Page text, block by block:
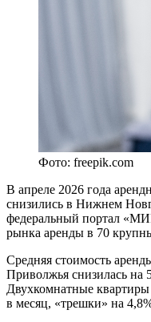
Фото: freepik.com
В апреле 2026 года
снизились в Нижнем
федеральный портал
рынка аренды в 70
Средняя стоимость
Приволжья снизилась на
Двухкомнатные
в месяц, «трешки» на